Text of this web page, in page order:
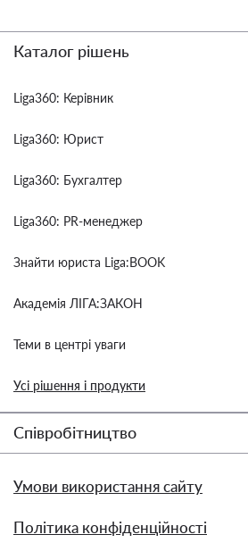
Каталог рішень
Liga360: Керівник
Liga360: Юрист
Liga360: Бухгалтер
Liga360: PR-менеджер
Знайти юриста Liga:BOOK
Академія ЛІГА:ЗАКОН
Теми в центрі уваги
Усі рішення і продукти
Співробітництво
Умови використання сайту
Політика конфіденційності